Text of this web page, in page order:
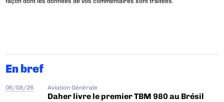
En bref
06/08/26 Aviation Générale
Daher livre le premier TBM 980 au Brésil